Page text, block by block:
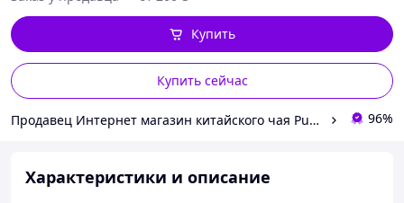
Купить сейчас
Купить
Продавец Интернет магазин китайского чая PuerUA.com 96%
Характеристики и описание